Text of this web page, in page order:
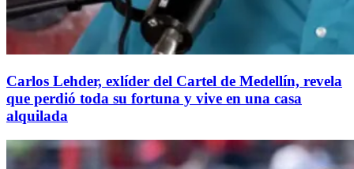
Carlos Lehder, exlíder del Cartel de Medellín, revela
que perdió toda su fortuna y vive en una casa
alquilada